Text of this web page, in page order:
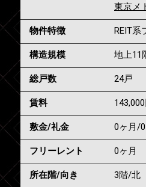
東京メ
物件特徴 REIT系
構造規模 地上11
総戸数 24戸
賃料 143,000
敷金/礼金 0ヶ月 /
フリーレント 0ヶ月
所在階/向き 3階/北